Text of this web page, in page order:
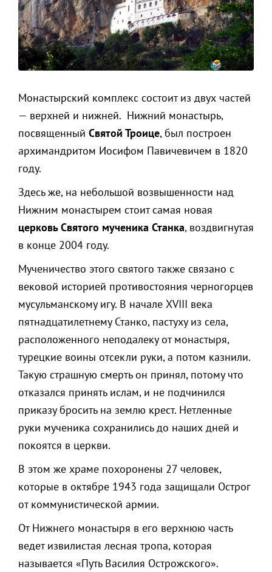
Монастырский комплекс состоит из двух частей
— верхней и нижней. Нижний монастырь,
посвященный Святой Троице, был построен
архимандритом Иосифом Павичевичем в 1820
году.
Здесь же, на небольшой возвышенности над
Нижним монастырем стоит самая новая
церковь Святого мученика Станка, воздвигнутая
в конце 2004 году.
Мученичество этого святого также связано с
вековой историей противостояния черногорцев
мусульманскому игу. В начале XVIII века
пятнадцатилетнему Станко, пастуху из села,
расположенного неподалеку от монастыря,
турецкие воины отсекли руки, а потом казнили.
Такую страшную смерть он принял, потому что
отказался принять ислам, и не подчинился
приказу бросить на землю крест. Нетленные
руки мученика сохранились до наших дней и
покоятся в церкви.
В этом же храме похоронены 27 человек,
которые в октябре 1943 года защищали Острог
от коммунистической армии.
От Нижнего монастыря в его верхнюю часть
ведет извилистая лесная тропа, которая
называется «Путь Василия Острожского».